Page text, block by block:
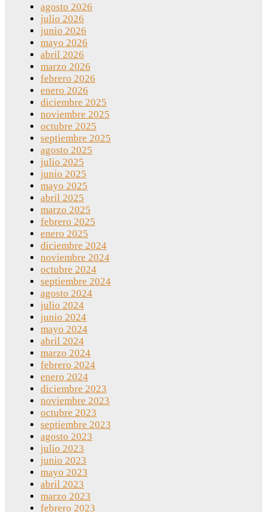
agosto 2026
julio 2026
junio 2026
mayo 2026
abril 2026
marzo 2026
febrero 2026
enero 2026
diciembre 2025
noviembre 2025
octubre 2025
septiembre 2025
agosto 2025
julio 2025
junio 2025
mayo 2025
abril 2025
marzo 2025
febrero 2025
enero 2025
diciembre 2024
noviembre 2024
octubre 2024
septiembre 2024
agosto 2024
julio 2024
junio 2024
mayo 2024
abril 2024
marzo 2024
febrero 2024
enero 2024
diciembre 2023
noviembre 2023
octubre 2023
septiembre 2023
agosto 2023
julio 2023
junio 2023
mayo 2023
abril 2023
marzo 2023
febrero 2023